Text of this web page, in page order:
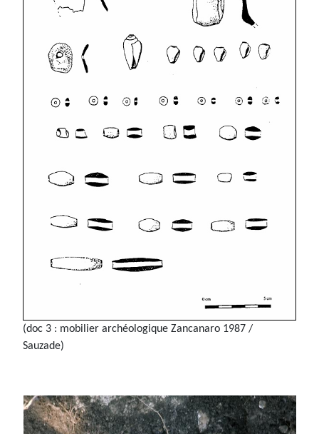
(doc 3 : mobilier archéologique Zancanaro 1987 /
Sauzade)